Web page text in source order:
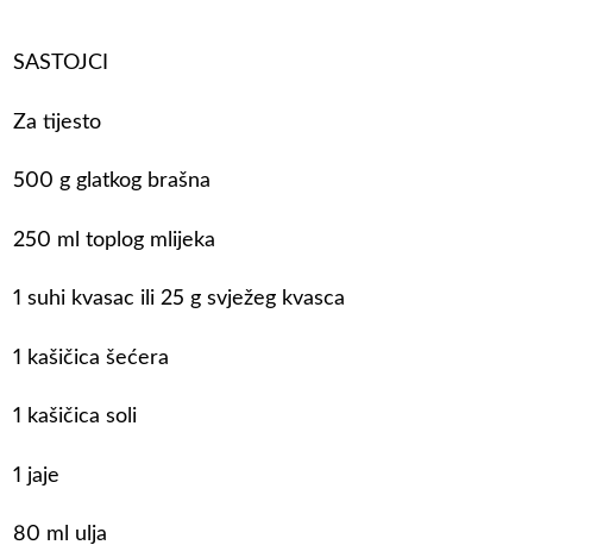
SASTOJCI
Za tijesto
500 g glatkog brašna
250 ml toplog mlijeka
1 suhi kvasac ili 25 g svježeg kvasca
1 kašičica šećera
1 kašičica soli
1 jaje
80 ml ulja